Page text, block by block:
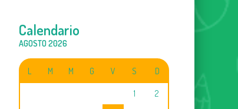
Calendario
AGOSTO 2026
L M M G V S D
1 2